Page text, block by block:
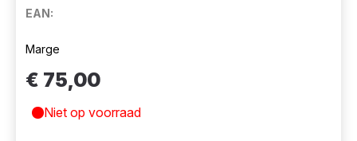
EAN:
Marge
€ 75,00
Niet op voorraad